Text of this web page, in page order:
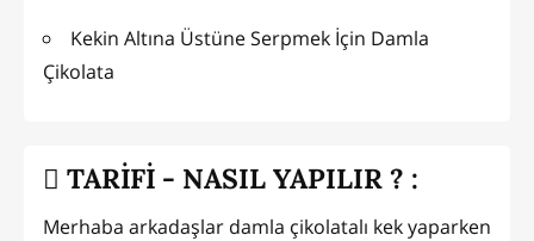
Kekin Altına Üstüne Serpmek İçin Damla
Çikolata
TARİFİ - NASIL YAPILIR ? :
Merhaba arkadaşlar damla çikolatalı kek yaparken